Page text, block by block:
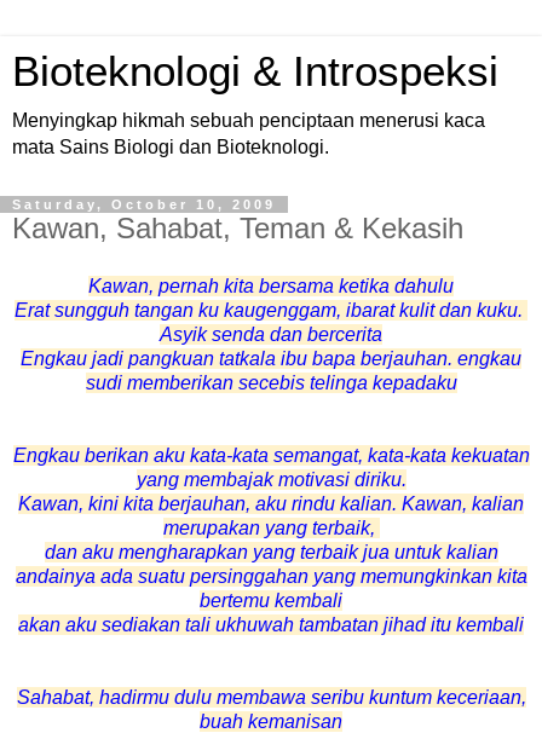
Bioteknologi & Introspeksi
Menyingkap hikmah sebuah penciptaan menerusi kaca
mata Sains Biologi dan Bioteknologi.
Saturday, October 10, 2009
Kawan, Sahabat, Teman & Kekasih
Kawan, pernah kita bersama ketika dahulu
Erat sungguh tangan ku kaugenggam, ibarat kulit dan kuku.
Asyik senda dan bercerita
Engkau jadi pangkuan tatkala ibu bapa berjauhan. engkau
sudi memberikan secebis telinga kepadaku
Engkau berikan aku kata-kata semangat, kata-kata kekuatan
yang membajak motivasi diriku.
Kawan, kini kita berjauhan, aku rindu kalian. Kawan, kalian
merupakan yang terbaik,
dan aku mengharapkan yang terbaik jua untuk kalian
andainya ada suatu persinggahan yang memungkinkan kita
bertemu kembali
akan aku sediakan tali ukhuwah tambatan jihad itu kembali
Sahabat, hadirmu dulu membawa seribu kuntum keceriaan,
buah kemanisan